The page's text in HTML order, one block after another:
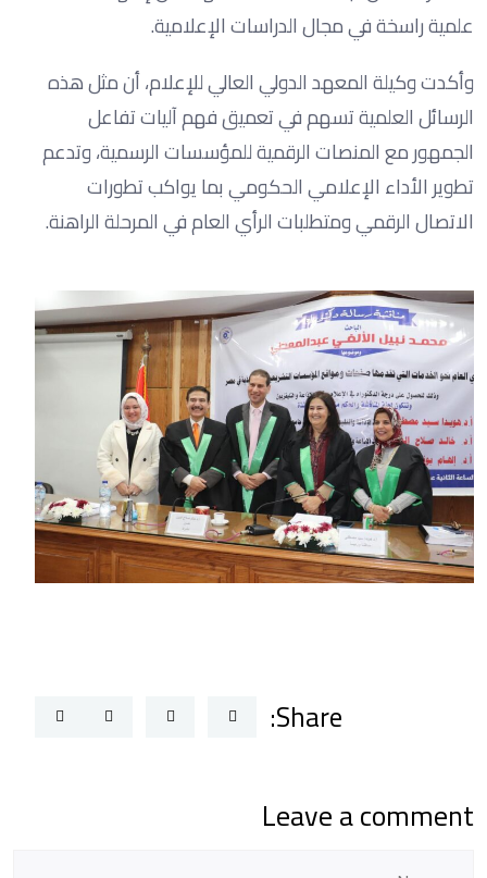
علمية راسخة في مجال الدراسات الإعلامية.
وأكدت وكيلة المعهد الدولي العالي للإعلام، أن مثل هذه
الرسائل العلمية تسهم في تعميق فهم آليات تفاعل
الجمهور مع المنصات الرقمية للمؤسسات الرسمية، وتدعم
تطوير الأداء الإعلامي الحكومي بما يواكب تطورات
الاتصال الرقمي ومتطلبات الرأي العام في المرحلة الراهنة.
Share:
Leave a comment